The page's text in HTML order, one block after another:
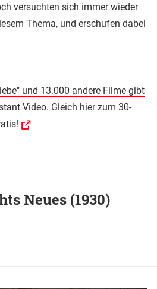
versuchten sich immer wieder
Thema, und erschufen dabei
und 13.000 andere Filme gibt
Video. Gleich hier zum 30-
Neues (1930)